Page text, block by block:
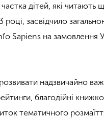
дітей, які читають
засвідчило
Sapiens на замовлення
надзвичайно
благодійні
тематичного